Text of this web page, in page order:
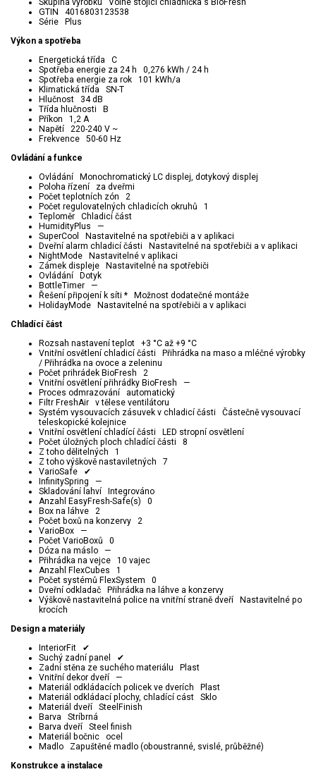
Skupina výrobku Volne stojící chladnička s BioFresh
GTIN 4016803123538
Série Plus
Výkon a spotřeba
Energetická třída C
Spotřeba energie za 24 h 0,276 kWh / 24 h
Spotřeba energie za rok 101 kWh/a
Klimatická třída SN-T
Hlučnost 34 dB
Třída hlučnosti B
Příkon 1,2 A
Napětí 220-240 V ~
Frekvence 50-60 Hz
Ovládání a funkce
Ovládání Monochromatický LC displej, dotykový displej
Poloha řízení za dveřmi
Počet teplotních zón 2
Počet regulovatelných chladicích okruhů 1
Teploměr Chladicí část
HumidityPlus —
SuperCool Nastavitelné na spotřebiči a v aplikaci
Dveřní alarm chladicí části Nastavitelné na spotřebiči a v aplikaci
NightMode Nastavitelné v aplikaci
Zámek displeje Nastavitelné na spotřebiči
Ovládání Dotyk
BottleTimer —
Řešení připojení k síti * Možnost dodatečné montáže
HolidayMode Nastavitelné na spotřebiči a v aplikaci
Chladící část
Rozsah nastavení teplot +3 °C až +9 °C
Vnitřní osvětlení chladicí části Přihrádka na maso a mléčné výrobky
/ Přihrádka na ovoce a zeleninu
Počet prihrádek BioFresh 2
Vnitřní osvětlení přihrádky BioFresh —
Proces odmrazování automatický
Filtr FreshAir v tělese ventilátoru
Systém vysouvacích zásuvek v chladicí části Částečně vysouvací
teleskopické kolejnice
Vnitřní osvětlení chladící části LED stropní osvětlení
Počet úložných ploch chladící části 8
Z toho dělitelných 1
Z toho výškově nastaviletných 7
VarioSafe ✔
InfinitySpring —
Skladování lahví Integrováno
Anzahl EasyFresh-Safe(s) 0
Box na láhve 2
Počet boxů na konzervy 2
VarioBox —
Počet VarioBoxů 0
Dóza na máslo —
Přihrádka na vejce 10 vajec
Anzahl FlexCubes 1
Počet systémů FlexSystem 0
Dveřní odkladač Přihrádka na láhve a konzervy
Výškově nastavitelná police na vnitřní straně dveří Nastavitelné po
krocích
Design a materiály
InteriorFit ✔
Suchý zadní panel ✔
Zadní stěna ze suchého materiálu Plast
Vnitřní dekor dveří —
Materiál odkládacích policek ve dverích Plast
Materiál odkládací plochy, chladící cást Sklo
Materiál dveří SteelFinish
Barva Stríbrná
Barva dveří Steel finish
Materiál bočnic ocel
Madlo Zapuštěné madlo (oboustranné, svislé, průběžné)
Konstrukce a instalace